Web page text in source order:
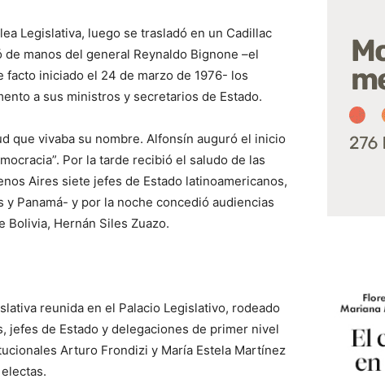
Legislativa, luego se trasladó en un Cadillac
manos del general Reynaldo Bignone –el
iniciado el 24 de marzo de 1976- los
a sus ministros y secretarios de Estado.
que vivaba su nombre. Alfonsín auguró el inicio
Por la tarde recibió el saludo de las
Aires siete jefes de Estado latinoamericanos,
Panamá- y por la noche concedió audiencias
Hernán Siles Zuazo.
reunida en el Palacio Legislativo, rodeado
jefes de Estado y delegaciones de primer nivel
Arturo Frondizi y María Estela Martínez